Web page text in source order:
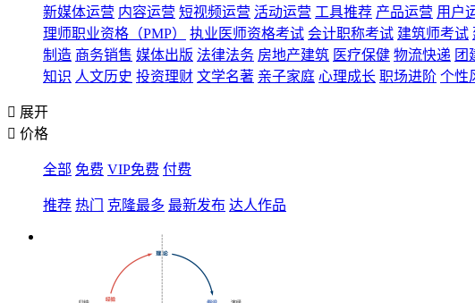
新媒体运营 内容运营 短视频运营 活动运营 工具推荐 产品运营 用户
理师职业资格（PMP）
执业医师资格考试 会计职称考试 建筑师考试
制造 商务销售 媒体出版 法律法务 房地产建筑 医疗保健 物流快递 团
知识 人文历史 投资理财 文学名著 亲子家庭 心理成长 职场进阶 个性
 展开
 价格
全部 免费 VIP免费 付费
推荐 热门 克隆最多 最新发布 达人作品